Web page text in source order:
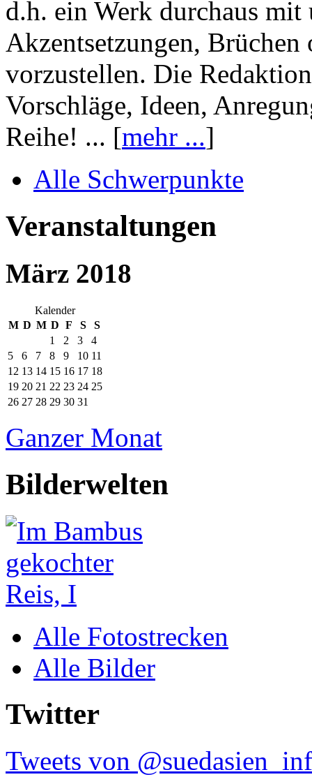
d.h. ein Werk durchaus mit
Akzentsetzungen, Brüchen
vorzustellen. Die
Vorschläge, Ideen,
Reihe! ... [mehr ...]
Alle Schwerpunkte
Veranstaltungen
März 2018
Kalender
M D M D F S
S
1
2 3
4
5
6 7 8 9 10 11
12 13 14 15 16 17 18
19 20 21 22 23 24 25
26 27 28 29 30 31
Ganzer Monat
Bilderwelten
Alle Fotostrecken
Alle Bilder
Twitter
Tweets von